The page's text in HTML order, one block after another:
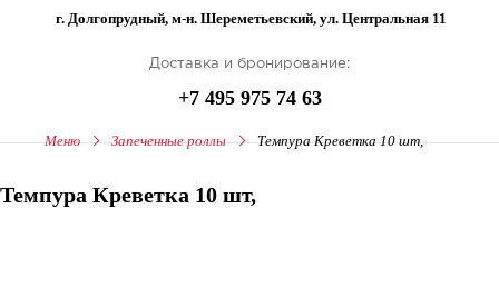
г. Долгопрудный, м-н. Шереметьевский, ул. Центральная 11
Доставка и бронирование:
+7 495 975 74 63
Меню Запеченные роллы Темпура Креветка 10 шт,
Темпура Креветка 10 шт,